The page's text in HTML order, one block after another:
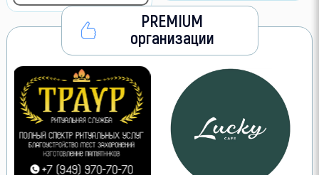
PREMIUM
организации